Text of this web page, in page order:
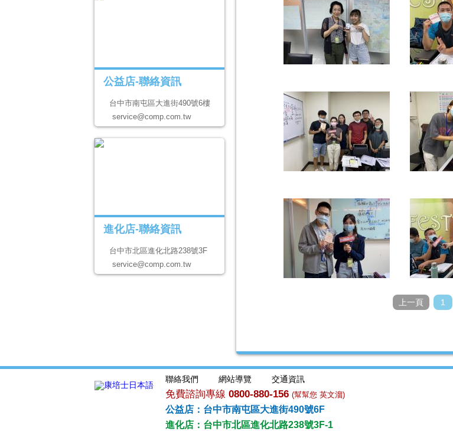
公益店-聯絡資訊
台中市南屯區大進街490號6樓
service@comp.com.tw
進化店-聯絡資訊
台中市北區進化北路238號3F
service@comp.com.tw
上一頁 1
聯絡我們 網站導覽 交通資訊
免費諮詢專線 0800-880-156 (幫幫您 英文溜)
公益店：台中市南屯區大進街490號6F
進化店：台中市北區進化北路238號3F-1